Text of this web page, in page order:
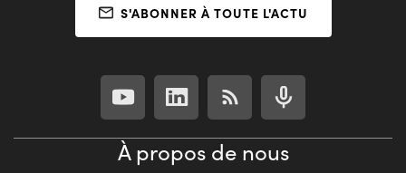
S'ABONNER À TOUTE L'ACTU
À propos de nous